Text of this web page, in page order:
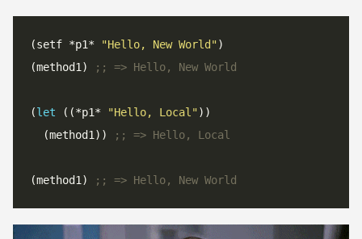
(setf *p1* "Hello, New World")
(method1)
;; => Hello, New World
(let ((*p1* "Hello, Local"))
  (method1))
;; => Hello, Local
(method1) ;; => Hello, New World